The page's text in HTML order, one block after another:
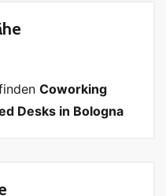
Coworking
Desks in Bologna